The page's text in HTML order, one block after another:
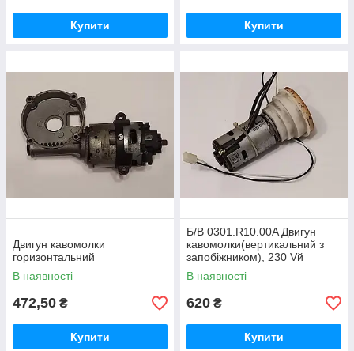
Купити Купити
Двигун кавомолки
горизонтальний
В наявності
472,50 ₴
Купити
Б/В 0301.R10.00A Двигун
кавомолки(вертикальний з
запобіжником), 230 Vй
В наявності
620 ₴
Купити